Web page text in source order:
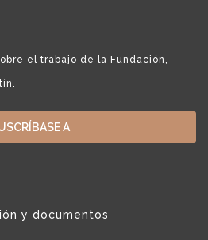
el trabajo de la Fundación,
A
y documentos